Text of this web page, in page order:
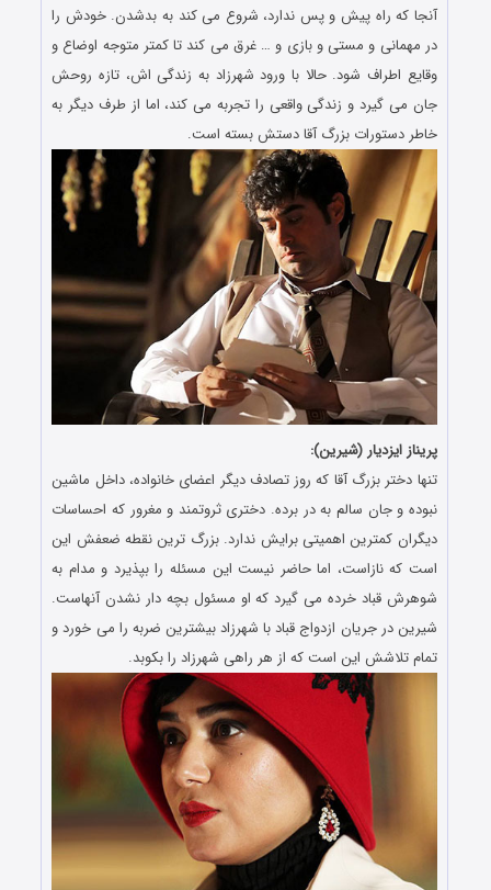
آنجا که راه پیش و پس ندارد، شروع می کند به بدشدن. خودش را
در مهمانی و مستی و بازی و … غرق می کند تا کمتر متوجه اوضاع و
وقایع اطراف شود. حالا با ورود شهرزاد به زندگی اش، تازه روحش
جان می گیرد و زندگی واقعی را تجربه می کند، اما از طرف دیگر به
خاطر دستورات بزرگ آقا دستش بسته است.
پریناز ایزدیار (شیرین):
تنها دختر بزرگ آقا که روز تصادف دیگر اعضای خانواده، داخل ماشین
نبوده و جان سالم به در برده. دختری ثروتمند و مغرور که احساسات
دیگران کمترین اهمیتی برایش ندارد. بزرگ ترین نقطه ضعفش این
است که نازاست، اما حاضر نیست این مسئله را بپذیرد و مدام به
شوهرش قباد خرده می گیرد که او مسئول بچه دار نشدن آنهاست.
شیرین در جریان ازدواج قباد با شهرزاد بیشترین ضربه را می خورد و
تمام تلاشش این است که از هر راهی شهرزاد را بکوبد.